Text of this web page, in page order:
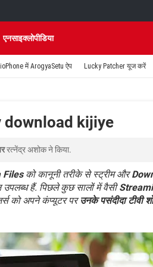
एनसाइक्लोपीडिया
में ArogyaSetu ऐप Lucky Patcher यूज करें
download kijiye
रत्नेंद्र अशोकने किया.
Filesको कानूनी तरीके से स्ट्रीम और
हैं. पिछले कुछ सालों में वैसी
को अपने कंप्यूटर परउनके पसंदीदा टीवी